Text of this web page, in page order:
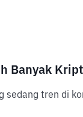
Banyak
sedang tren di